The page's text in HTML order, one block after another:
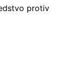
protiv